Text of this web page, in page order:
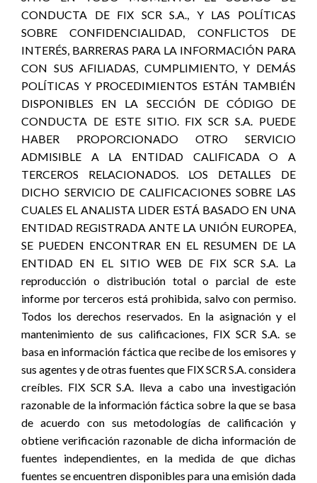
CONDUCTA DE FIX SCR S.A., Y LAS POLÍTICAS
SOBRE CONFIDENCIALIDAD, CONFLICTOS DE
INTERÉS, BARRERAS PARA LA INFORMACIÓN PARA
CON SUS AFILIADAS, CUMPLIMIENTO, Y DEMÁS
POLÍTICAS Y PROCEDIMIENTOS ESTÁN TAMBIÉN
DISPONIBLES EN LA SECCIÓN DE CÓDIGO DE
CONDUCTA DE ESTE SITIO. FIX SCR S.A. PUEDE
HABER PROPORCIONADO OTRO SERVICIO
ADMISIBLE A LA ENTIDAD CALIFICADA O A
TERCEROS RELACIONADOS. LOS DETALLES DE
DICHO SERVICIO DE CALIFICACIONES SOBRE LAS
CUALES EL ANALISTA LIDER ESTÁ BASADO EN UNA
ENTIDAD REGISTRADA ANTE LA UNIÓN EUROPEA,
SE PUEDEN ENCONTRAR EN EL RESUMEN DE LA
ENTIDAD EN EL SITIO WEB DE FIX SCR S.A. La
reproducción o distribución total o parcial de este
informe por terceros está prohibida, salvo con permiso.
Todos los derechos reservados. En la asignación y el
mantenimiento de sus calificaciones, FIX SCR S.A. se
basa en información fáctica que recibe de los emisores y
sus agentes y de otras fuentes que FIX SCR S.A. considera
creíbles. FIX SCR S.A. lleva a cabo una investigación
razonable de la información fáctica sobre la que se basa
de acuerdo con sus metodologías de calificación y
obtiene verificación razonable de dicha información de
fuentes independientes, en la medida de que dichas
fuentes se encuentren disponibles para una emisión dada